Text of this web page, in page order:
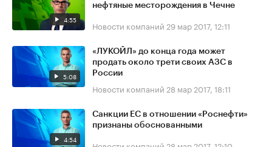
4:55
нефтяные месторождения в Чечне
Новости компаний 29 мар 2017, 12:11
5:08
«ЛУКОЙЛ» до конца года может
продать около трети своих АЗС в
России
Новости компаний 28 мар 2017, 18:11
4:54
Санкции ЕС в отношении «Роснефти»
признаны обоснованными